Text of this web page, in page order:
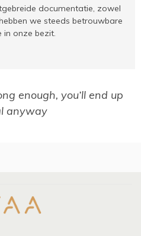
documentatie, zowel
we steeds betrouwbare
in onze bezit.
enough, you’ll end up
anyway